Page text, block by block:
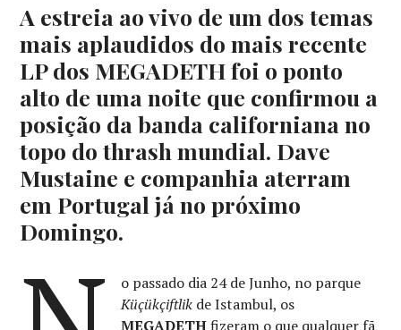
A estreia ao vivo de um dos temas
mais aplaudidos do mais recente
LP dos MEGADETH foi o ponto
alto de uma noite que confirmou a
posição da banda californiana no
topo do thrash mundial. Dave
Mustaine e companhia aterram
em Portugal já no próximo
Domingo.
o passado dia 24 de Junho, no parque
Küçükçiftlikde Istambul, os
MEGADETHfizeram o que qualquer fã